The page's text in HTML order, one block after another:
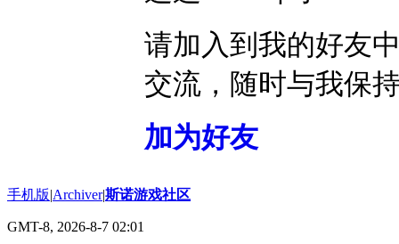
请加入到我的好友
交流，随时与我保
加为好友
手机版|Archiver|斯诺游戏社区
GMT-8, 2026-8-7 02:01